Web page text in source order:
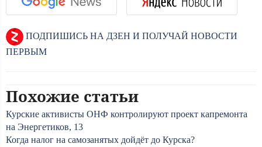
ПОДПИШИСЬ НА ДЗЕН И ПОЛУЧАЙ НОВОСТИ
ПЕРВЫМ
Похожие статьи
Курские активисты ОНФ контролируют проект капремонта
на Энергетиков, 13
Когда налог на самозанятых дойдёт до Курска?